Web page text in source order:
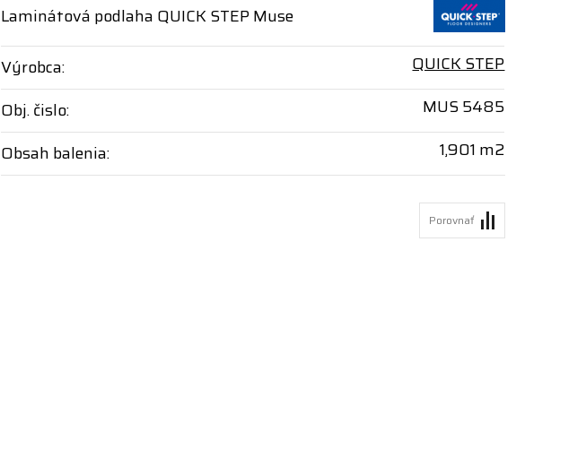
Laminátová podlaha QUICK STEP Muse
Výrobca:
QUICK STEP
Obj. čislo:
MUS 5485
Obsah balenia:
1,901 m2
Porovnať